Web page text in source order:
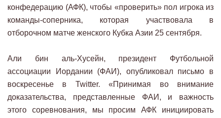
конфедерацию (АФК), чтобы «проверить» пол игрока из
команды-соперника, которая участвовала в
отборочном матче женского Кубка Азии 25 сентября.
Али бин аль-Хусейн, президент Футбольной
ассоциации Иордании (ФАИ), опубликовал письмо в
воскресенье в Twitter. «Принимая во внимание
доказательства, представленные ФАИ, и важность
этого соревнования, мы просим АФК инициировать